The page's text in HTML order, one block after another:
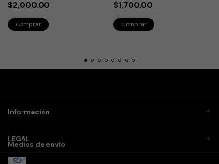
$2,000.00 $1,700.00
Información
LEGAL
Medios de envío